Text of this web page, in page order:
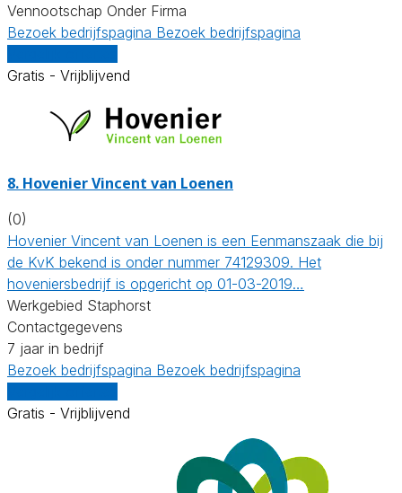
Vennootschap Onder Firma
Bezoek bedrijfspagina Bezoek bedrijfspagina
Gratis - Vrijblijvend
8. Hovenier Vincent van Loenen
(0)
Hovenier Vincent van Loenen is een Eenmanszaak die bij
de KvK bekend is onder nummer 74129309. Het
hoveniersbedrijf is opgericht op 01-03-2019…
Werkgebied Staphorst
Contactgegevens
7 jaar in bedrijf
Bezoek bedrijfspagina Bezoek bedrijfspagina
Gratis - Vrijblijvend